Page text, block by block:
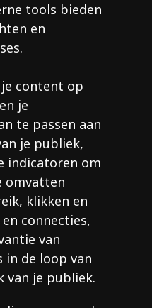
tools bieden
en
content op
je
te passen aan
je publiek,
indicatoren om
omvatten
klikken en
connecties,
van
in de loop van
van je publiek.